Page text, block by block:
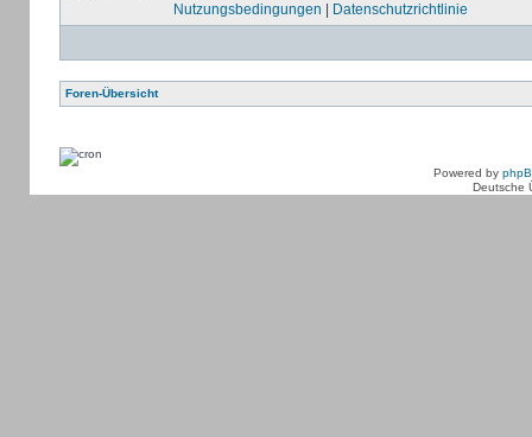
Nutzungsbedingungen
Datenschutzrichtlinie
Foren-Übersicht
Powered by
Deutsche